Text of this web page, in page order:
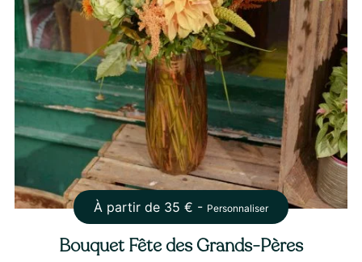
À partir de 35 € - Personnaliser
Bouquet Fête des Grands-Pères